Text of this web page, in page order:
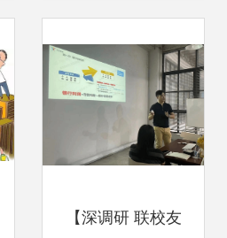
【深调研 联校友